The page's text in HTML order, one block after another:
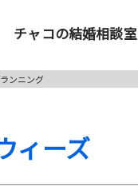
チャコの結婚相談室
ンニング
ィーズ